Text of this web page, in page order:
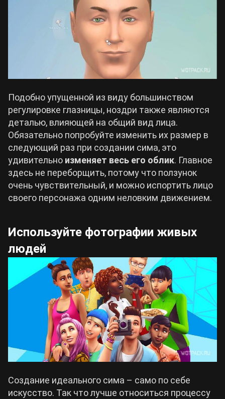
Подобно упущенной из виду большинством
регулировке глазницы, ноздри также являются
деталью, влияющей на общий вид лица.
Обязательно попробуйте изменить их размер в
следующий раз при создании сима, это
удивительно изменяет весь его облик. Главное
здесь не переборщить, потому что ползунок
очень чувствительный, и можно испортить лицо
своего персонажа одним неловким движением.
Используйте фотографии живых
людей
Создание идеального сима – само по себе
искусство. Так что лучше относиться процессу